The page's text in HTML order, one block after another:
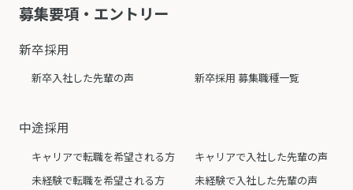
募集要項・エントリー
新卒採用
新卒入社した先輩の声 新卒採用 募集職種一覧
中途採用
キャリアで転職を希望される方
キャリアで入社した先輩の声
未経験で転職を希望される方
未経験で入社した先輩の声